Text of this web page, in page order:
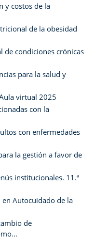
y costos de la
de la obesidad
de condiciones crónicas
para la salud y
virtual 2025
con la
con enfermedades
la gestión a favor de
institucionales. 11.ª
Autocuidado de la
de